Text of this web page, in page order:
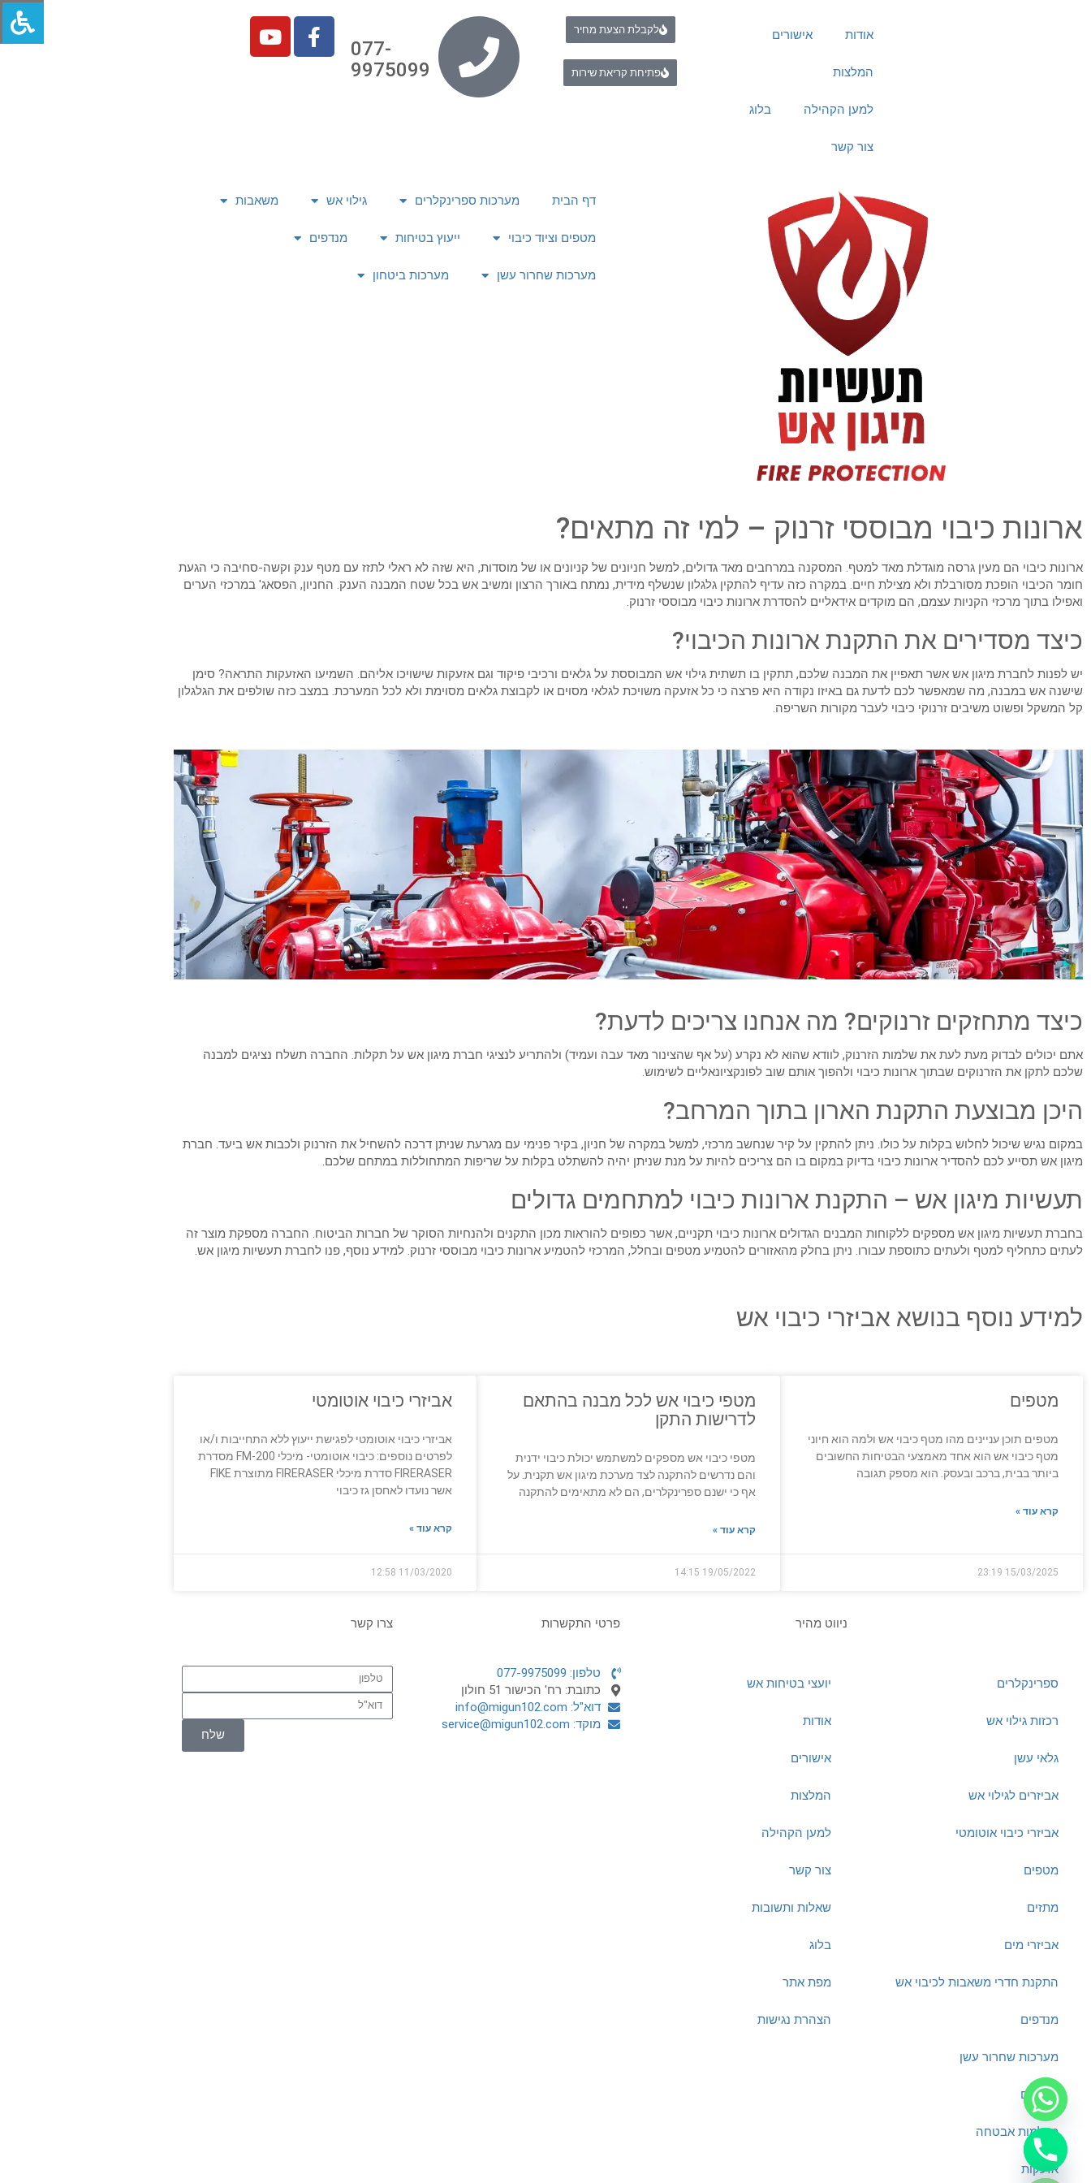
אודות אישורים
המלצות
למען הקהילה בלוג
צור קשר
לקבלת הצעת מחיר
פתיחת קריאת שירות
077-
9975099
דף הבית מערכות ספרינקלרים גילוי אש משאבות
מטפים וציוד כיבוי ייעוץ בטיחות מנדפים
מערכות שחרור עשן מערכות ביטחון
ארונות כיבוי מבוססי זרנוק – למי זה מתאים?
ארונות כיבוי הם מעין גרסה מוגדלת מאד למטף. המסקנה במרחבים מאד גדולים, למשל חניונים של קניונים או של מוסדות, היא שזה לא ראלי לתזז עם מטף ענק וקשה-סחיבה כי הגעת
חומר הכיבוי הופכת מסורבלת ולא מצילת חיים. במקרה כזה עדיף להתקין גלגלון שנשלף מידית, נמתח באורך הרצון ומשיב אש בכל שטח המבנה הענק. החניון, הפסאג' במרכזי הערים
ואפילו בתוך מרכזי הקניות עצמם, הם מוקדים אידאליים להסדרת ארונות כיבוי מבוססי זרנוק.
כיצד מסדירים את התקנת ארונות הכיבוי?
יש לפנות לחברת מיגון אש אשר תאפיין את המבנה שלכם, תתקין בו תשתית גילוי אש המבוססת על גלאים ורכיבי פיקוד וגם אזעקות שישויכו אליהם. השמיעו האזעקות התראה? סימן
שישנה אש במבנה, מה שמאפשר לכם לדעת גם באיזו נקודה היא פרצה כי כל אזעקה משויכת לגלאי מסוים או לקבוצת גלאים מסוימת ולא לכל המערכת. במצב כזה שולפים את הגלגלון
קל המשקל ופשוט משיבים זרנוקי כיבוי לעבר מקורות השריפה.
כיצד מתחזקים זרנוקים? מה אנחנו צריכים לדעת?
אתם יכולים לבדוק מעת לעת את שלמות הזרנוק, לוודא שהוא לא נקרע (על אף שהצינור מאד עבה ועמיד) ולהתריע לנציגי חברת מיגון אש על תקלות. החברה תשלח נציגים למבנה
שלכם לתקן את הזרנוקים שבתוך ארונות כיבוי ולהפוך אותם שוב לפונקציונאליים לשימוש.
היכן מבוצעת התקנת הארון בתוך המרחב?
במקום נגיש שיכול לחלוש בקלות על כולו. ניתן להתקין על קיר שנחשב מרכזי, למשל במקרה של חניון, בקיר פנימי עם מגרעת שניתן דרכה להשחיל את הזרנוק ולכבות אש ביעד. חברת
מיגון אש תסייע לכם להסדיר ארונות כיבוי בדיוק במקום בו הם צריכים להיות על מנת שניתן יהיה להשתלט בקלות על שריפות המתחוללות במתחם שלכם.
תעשיות מיגון אש – התקנת ארונות כיבוי למתחמים גדולים
בחברת תעשיות מיגון אש מספקים ללקוחות המבנים הגדולים ארונות כיבוי תקניים, אשר כפופים להוראות מכון התקנים ולהנחיות הסוקר של חברות הביטוח. החברה מספקת מוצר זה
לעתים כתחליף למטף ולעתים כתוספת עבורו. ניתן בחלק מהאזורים להטמיע מטפים ובחלל, המרכזי להטמיע ארונות כיבוי מבוססי זרנוק. למידע נוסף, פנו לחברת תעשיות מיגון אש.
למידע נוסף בנושא אביזרי כיבוי אש
מטפים
מטפים תוכן עניינים מהו מטף כיבוי אש ולמה הוא חיוני
מטף כיבוי אש הוא אחד מאמצעי הבטיחות החשובים
ביותר בבית, ברכב ובעסק. הוא מספק תגובה
קרא עוד »
15/03/2025
23:19
מטפי כיבוי אש לכל מבנה בהתאם
לדרישות התקן
מטפי כיבוי אש מספקים למשתמש יכולת כיבוי ידנית
והם נדרשים להתקנה לצד מערכת מיגון אש תקנית. על
אף כי ישנם ספרינקלרים, הם לא מתאימים להתקנה
קרא עוד »
19/05/2022
14:15
אביזרי כיבוי אוטומטי
אביזרי כיבוי אוטומטי לפגישת ייעוץ ללא התחייבות ו/או
לפרטים נוספים: כיבוי אוטומטי- מיכלי FM-200 מסדרת
FIRERASER סדרת מיכלי FIRERASER מתוצרת FIKE
אשר נועדו לאחסן גז כיבוי
קרא עוד »
11/03/2020
12:58
ספרינקלרים
רכזות גילוי אש
גלאי עשן
אביזרים לגילוי אש
אביזרי כיבוי אוטומטי
מטפים
מתזים
אביזרי מים
התקנת חדרי משאבות לכיבוי אש
מנדפים
מערכות שחרור עשן
מפוחים
מצלמות אבטחה
אזעקות
ניווט מהיר
יועצי בטיחות אש
אודות
אישורים
המלצות
למען הקהילה
צור קשר
שאלות ותשובות
בלוג
מפת אתר
הצהרת נגישות
פרטי התקשרות
טלפון: 077-9975099
כתובת: רח' הכישור 51 חולון
דוא"ל: info@migun102.com
מוקד: service@migun102.com
צרו קשר
שלח
Hide
chaty